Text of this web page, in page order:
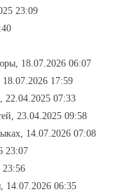
23:09
18.07.2026 06:07
17:59
22.04.2025 07:33
23.04.2025 09:58
14.07.2026 07:08
23:07
23:56
14.07.2026 06:35